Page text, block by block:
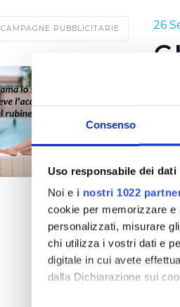
Consenso
Uso responsabile dei dati
Noi e i nostri 1022
cookie per memorizzare
personalizzati, misurare
chi utilizza i vostri dati e
digitale in cui avete
dalla Dichiarazione sui
CAMPAGNE PUBBLICITARIE 26
di